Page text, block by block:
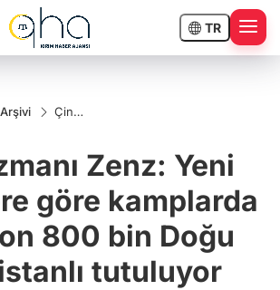
TR
Çin
belgelere
kamplarda
1 milyon
800 bin
Doğu
tutuluyor
Zenz: Yeni
göre kamplarda
800 bin Doğu
tutuluyor